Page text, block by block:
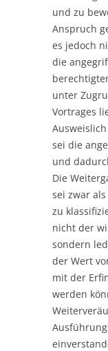
und zu
Anspruch
es jedoch
die
unter
Vortrages
sei die
und
Die
sei zwar
zu
nicht der
sondern
der Wert
mit der
werden